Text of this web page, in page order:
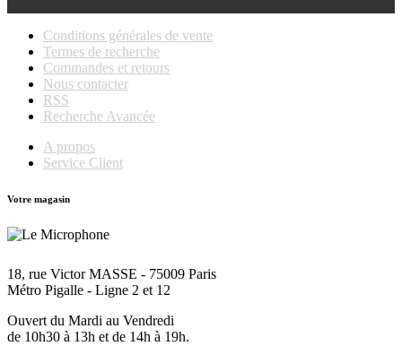
Conditions générales de vente
Termes de recherche
Commandes et retours
Nous contacter
RSS
Recherche Avancée
A propos
Service Client
Votre magasin
18, rue Victor MASSE - 75009 Paris
Métro Pigalle - Ligne 2 et 12
Ouvert du Mardi au Vendredi
de 10h30 à 13h et de 14h à 19h.